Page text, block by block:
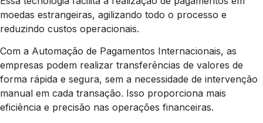
moedas estrangeiras, agilizando todo o processo e
reduzindo custos operacionais.
Com a Automação de Pagamentos Internacionais, as
empresas podem realizar transferências de valores de
forma rápida e segura, sem a necessidade de intervenção
manual em cada transação. Isso proporciona mais
eficiência e precisão nas operações financeiras.